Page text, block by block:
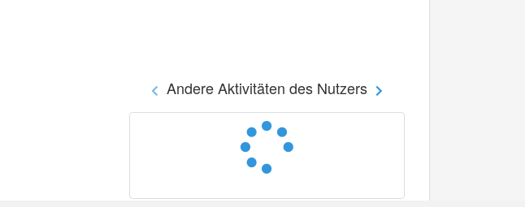
Andere Aktivitäten des Nutzers